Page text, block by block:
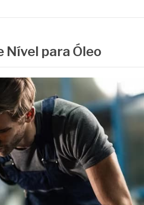
para Óleo